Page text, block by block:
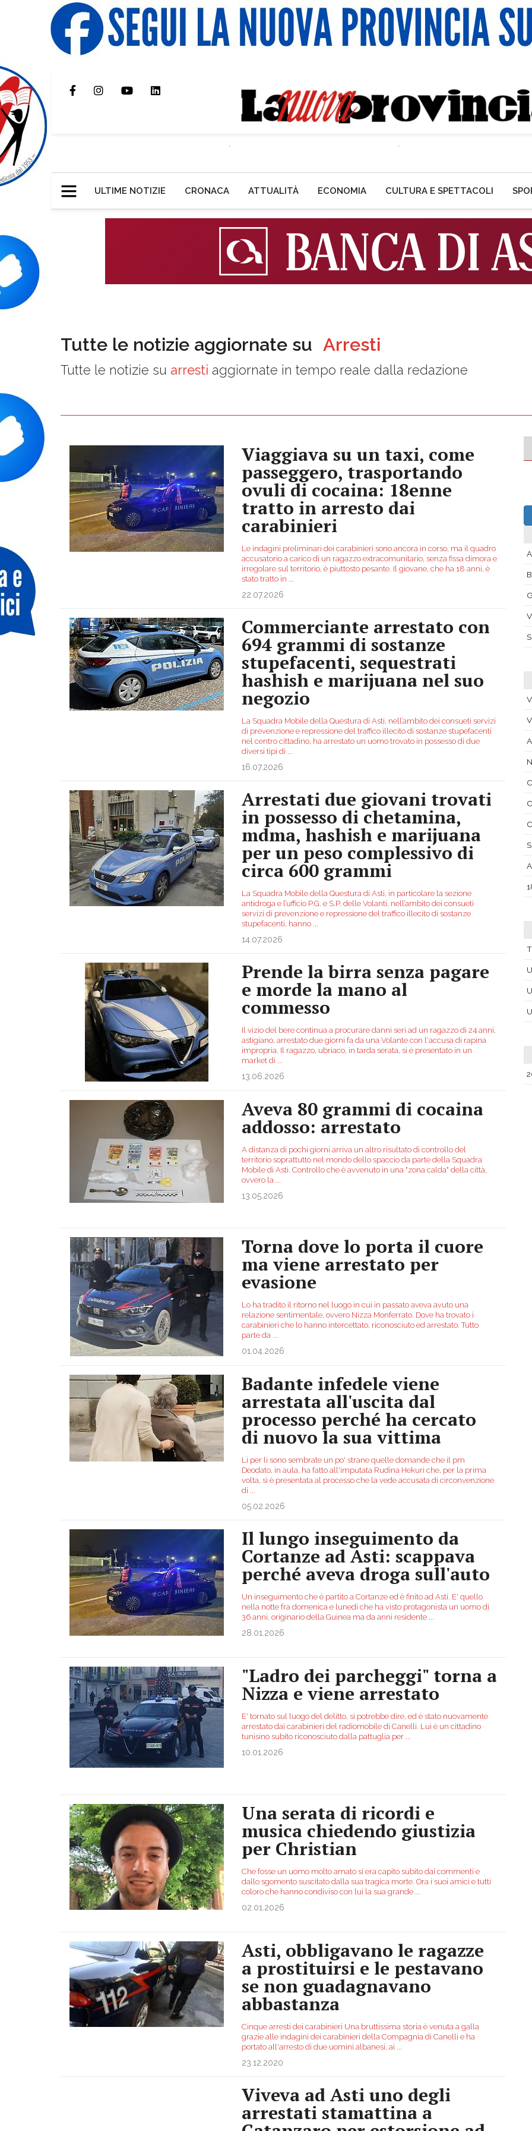
ULTIME NOTIZIE CRONACA ATTUALITÀ ECONOMIA CULTURA E SPETTACOLI
Tutte le notizie aggiornate su Arresti
Tutte le notizie su arresti aggiornate in tempo reale dalla redazione
Viaggiava su un taxi, come
passeggero, trasportando
ovuli di cocaina: 18enne
tratto in arresto dai
carabinieri
Le indagini preliminari dei carabinieri sono ancora in corso, ma il quadro
accusatorio a carico di un ragazzo extracomunitario, senza fissa dimora e
irregolare sul territorio, è piuttosto pesante. Il giovane, che ha 18 anni, è
stato tratto in
22.07.2026
Commerciante arrestato con
694 grammi di sostanze
stupefacenti, sequestrati
hashish e marijuana nel suo
negozio
La Squadra Mobile della Questura di Asti, nell’ambito dei consueti servizi
di prevenzione e repressione del traffico illecito di sostanze stupefacenti
nel centro cittadino, ha arrestato un uomo trovato in possesso di due
diversi tipi di
16.07.2026
Arrestati due giovani trovati
in possesso di chetamina,
mdma, hashish e marijuana
per un peso complessivo di
circa 600 grammi
La Squadra Mobile della Questura di Asti, in particolare la sezione
antidroga e l’ufficio P.G. e S.P. delle Volanti, nell’ambito dei consueti
servizi di prevenzione e repressione del traffico illecito di sostanze
stupefacenti, hanno
14.07.2026
Prende la birra senza pagare
e morde la mano al
commesso
Il vizio del bere continua a procurare danni seri ad un ragazzo di 24 anni,
astigiano, arrestato due giorni fa da una Volante con l'accusa di rapina
impropria. Il ragazzo, ubriaco, in tarda serata, si è presentato in un
market di
13.06.2026
Aveva 80 grammi di cocaina
addosso: arrestato
A distanza di pochi giorni arriva un altro risultato di controllo del
territorio soprattutto nel mondo dello spaccio da parte della Squadra
Mobile di Asti. Controllo che è avvenuto in una "zona calda" della città,
ovvero la
13.05.2026
Torna dove lo porta il cuore
ma viene arrestato per
evasione
Lo ha tradito il ritorno nel luogo in cui in passato aveva avuto una
relazione sentimentale, ovvero Nizza Monferrato. Dove ha trovato i
carabinieri che lo hanno intercettato, riconosciuto ed arrestato. Tutto
parte da
01.04.2026
Badante infedele viene
arrestata all'uscita dal
processo perché ha cercato
di nuovo la sua vittima
Lì per lì sono sembrate un po' strane quelle domande che il pm
Deodato, in aula, ha fatto all'imputata Rudina Hekuri che, per la prima
volta, si è presentata al processo che la vede accusata di circonvenzione
di
05.02.2026
Il lungo inseguimento da
Cortanze ad Asti: scappava
perché aveva droga sull'auto
Un inseguimento che è partito a Cortanze ed è finito ad Asti. E' quello
nella notte fra domenica e lunedì che ha visto protagonista un uomo di
36 anni, originario della Guinea ma da anni residente
28.01.2026
"Ladro dei parcheggi" torna a
Nizza e viene arrestato
E' tornato sul luogo del delitto, si potrebbe dire, ed è stato nuovamente
arrestato dai carabinieri del radiomobile di Canelli. Lui è un cittadino
tunisino subito riconosciuto dalla pattuglia per
10.01.2026
Una serata di ricordi e
musica chiedendo giustizia
per Christian
Che fosse un uomo molto amato si era capito subito dai commenti e
dallo sgomento suscitato dalla sua tragica morte. Ora i suoi amici e tutti
coloro che hanno condiviso con lui la sua grande
02.01.2026
Asti, obbligavano le ragazze
a prostituirsi e le pestavano
se non guadagnavano
abbastanza
Cinque arresti dei carabinieri Una bruttissima storia è venuta a galla
grazie alle indagini dei carabinieri della Compagnia di Canelli e ha
portato all'arresto di due uomini albanesi, ai
23.12.2020
Viveva ad Asti uno degli
arrestati stamattina a